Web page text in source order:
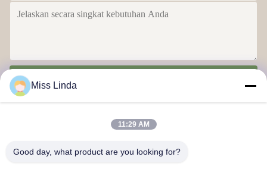
Miss Linda
11:29 AM
Good day, what product are you looking for?